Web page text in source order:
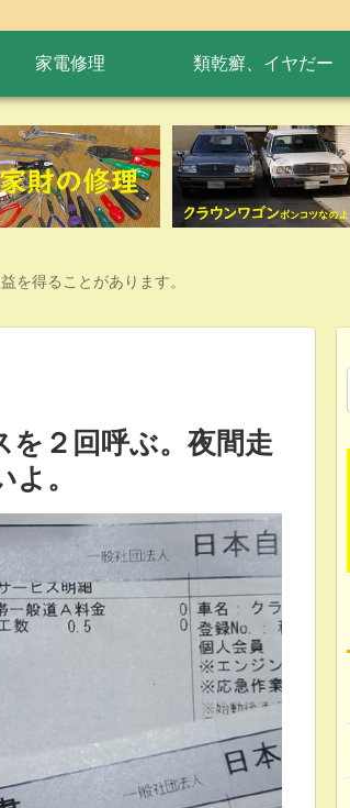
家電修理 類乾癬、イヤだー
を得ることがあります。
２回呼ぶ。夜間走
。